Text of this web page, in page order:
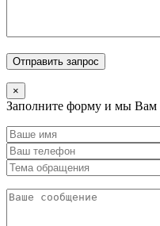
×
Заполните форму и мы Вам